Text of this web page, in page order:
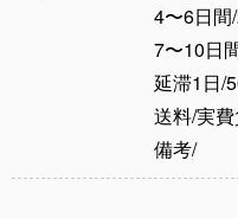
4〜6日間
7〜10日
延滞1日/
送料/実
備考/